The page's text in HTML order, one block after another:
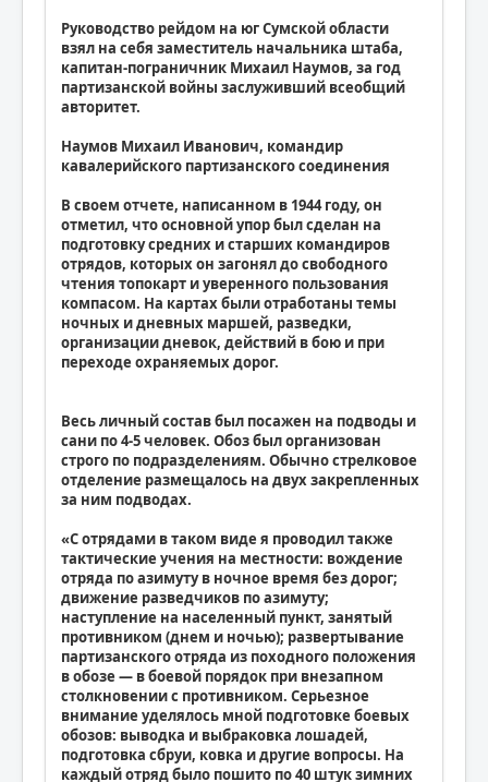
Руководство рейдом на юг Сумской области
взял на себя заместитель начальника штаба,
капитан-пограничник Михаил Наумов, за год
партизанской войны заслуживший всеобщий
авторитет.
Наумов Михаил Иванович, командир
кавалерийского партизанского соединения
В своем отчете, написанном в 1944 году, он
отметил, что основной упор был сделан на
подготовку средних и старших командиров
отрядов, которых он загонял до свободного
чтения топокарт и уверенного пользования
компасом. На картах были отработаны темы
ночных и дневных маршей, разведки,
организации дневок, действий в бою и при
переходе охраняемых дорог.
Весь личный состав был посажен на подводы и
сани по 4-5 человек. Обоз был организован
строго по подразделениям. Обычно стрелковое
отделение размещалось на двух закрепленных
за ним подводах.
«С отрядами в таком виде я проводил также
тактические учения на местности: вождение
отряда по азимуту в ночное время без дорог;
движение разведчиков по азимуту;
наступление на населенный пункт, занятый
противником (днем и ночью); развертывание
партизанского отряда из походного положения
в обозе — в боевой порядок при внезапном
столкновении с противником. Серьезное
внимание уделялось мной подготовке боевых
обозов: выводка и выбраковка лошадей,
подготовка сбруи, ковка и другие вопросы. На
каждый отряд было пошито по 40 штук зимних